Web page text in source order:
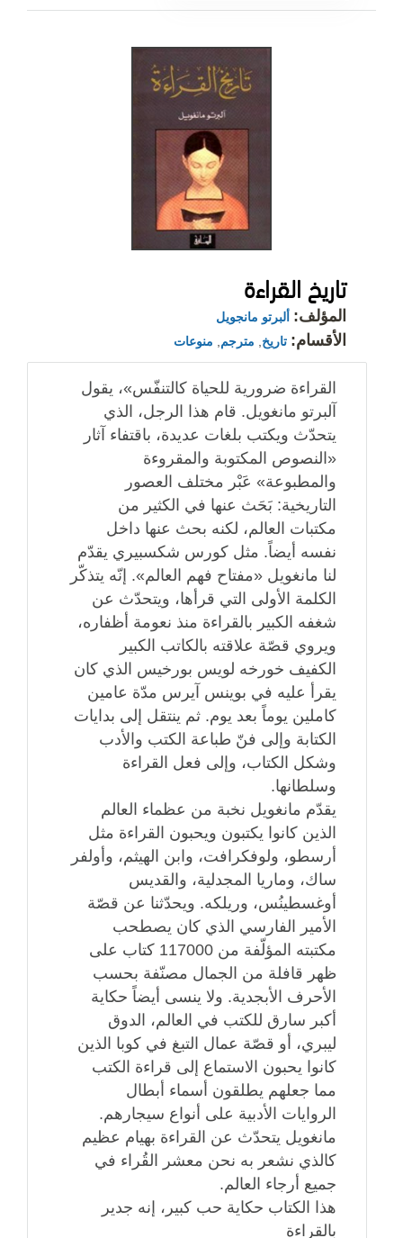
تاريخ القراءة
المؤلف: ألبرتو مانجويل
الأقسام: تاريخ مترجم منوعات
القراءة ضرورية للحياة كالتنفّس»، يقول
آلبرتو مانغويل. قام هذا الرجل، الذي
يتحدّث ويكتب بلغات عديدة، باقتفاء آثار
«النصوص المكتوبة والمقروءة
والمطبوعة» عَبْر مختلف العصور
التاريخية: بَحَث عنها في الكثير من
مكتبات العالم، لكنه بحث عنها داخل
نفسه أيضاً. مثل كورس شكسبيري يقدّم
لنا مانغويل «مفتاح فهم العالم». إنّه يتذكّر
الكلمة الأولى التي قرأها، ويتحدّث عن
شغفه الكبير بالقراءة منذ نعومة أظفاره،
ويروي قصّة علاقته بالكاتب الكبير
الكفيف خورخه لويس بورخيس الذي كان
يقرأ عليه في بوينس آيرس مدّة عامين
كاملين يوماً بعد يوم. ثم ينتقل إلى بدايات
الكتابة وإلى فنّ طباعة الكتب والأدب
وشكل الكتاب، وإلى فعل القراءة
وسلطانها.
يقدّم مانغويل نخبة من عظماء العالم
الذين كانوا يكتبون ويحبون القراءة مثل
أرسطو، ولوفكرافت، وابن الهيثم، وأولفر
ساك، وماريا المجدلية، والقديس
أوغسطينُس، وريلكه. ويحدّثنا عن قصّة
الأمير الفارسي الذي كان يصطحب
مكتبته المؤلّفة من 117000 كتاب على
ظهر قافلة من الجمال مصنّفة بحسب
الأحرف الأبجدية. ولا ينسى أيضاً حكاية
أكبر سارق للكتب في العالم، الدوق
ليبري، أو قصّة عمال التبغ في كوبا الذين
كانوا يحبون الاستماع إلى قراءة الكتب
مما جعلهم يطلقون أسماء أبطال
الروايات الأدبية على أنواع سيجارهم.
مانغويل يتحدّث عن القراءة بهيام عظيم
كالذي نشعر به نحن معشر القُراء في
جميع أرجاء العالم.
هذا الكتاب حكاية حب كبير، إنه جدير
بالقراءة